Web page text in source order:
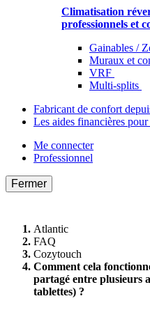
Climatisation
professionnels et
Gainables /
Muraux et
VRF
Multi-splits
Fabricant de confort
Les aides financières
Me connecter
Professionnel
Fermer
Atlantic
FAQ
Cozytouch
Comment cela
partagé entre plusieurs
tablettes) ?